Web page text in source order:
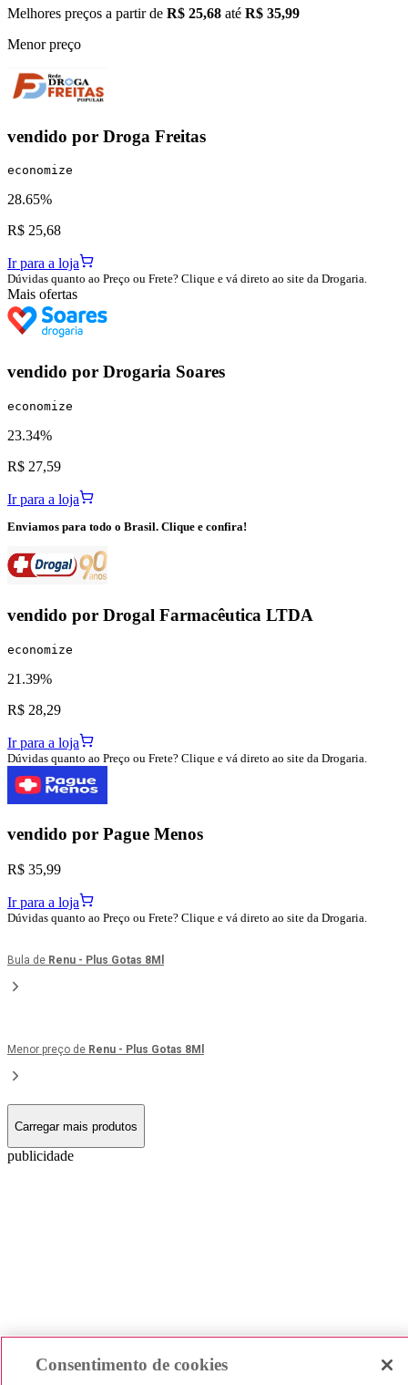
Melhores preços a partir de R$ 25,68 até R$ 35,99
Menor preço
vendido por Droga Freitas
economize
28.65%
R$ 25,68
Ir para a loja
Dúvidas quanto ao Preço ou Frete? Clique e vá direto ao site da Drogaria.
Mais ofertas
vendido por Drogaria Soares
economize
23.34%
R$ 27,59
Ir para a loja
Enviamos para todo o Brasil. Clique e confira!
vendido por Drogal Farmacêutica LTDA
economize
21.39%
R$ 28,29
Ir para a loja
Dúvidas quanto ao Preço ou Frete? Clique e vá direto ao site da Drogaria.
vendido por Pague Menos
R$ 35,99
Ir para a loja
Dúvidas quanto ao Preço ou Frete? Clique e vá direto ao site da Drogaria.
Bula de Renu - Plus Gotas 8Ml
Menor preço de Renu - Plus Gotas 8Ml
Carregar mais produtos
publicidade
Consentimento de cookies